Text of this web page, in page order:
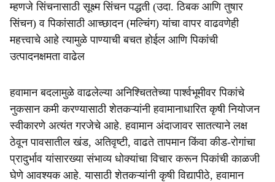
म्हणजे सिंचनासाठी सूक्ष्म सिंचन पद्धती (उदा. ठिबक आणि तुषार
सिंचन) व पिकांसाठी आच्छादन (मल्चिंग) यांचा वापर वाढवणेही
महत्त्वाचे आहे त्यामुळे पाण्याची बचत होईल आणि पिकांची
उत्पादनक्षमता वाढेल
हवामान बदलामुळे वाढलेल्या अनिश्चिततेच्या पार्श्वभूमीवर पिकांचे
नुकसान कमी करण्यासाठी शेतकऱ्यांनी हवामानाधारित कृषी नियोजन
स्वीकारणे अत्यंत गरजेचे आहे. हवामान अंदाजावर सातत्याने लक्ष
ठेवून पावसातील खंड, अतिवृष्टी, वाढते तापमान किंवा कीड-रोगांचा
प्रादुर्भाव यांसारख्या संभाव्य धोक्यांचा विचार करून पिकांची काळजी
घेणे आवश्यक आहे. यासाठी शेतकऱ्यांनी कृषी विद्यापीठे, हवामान